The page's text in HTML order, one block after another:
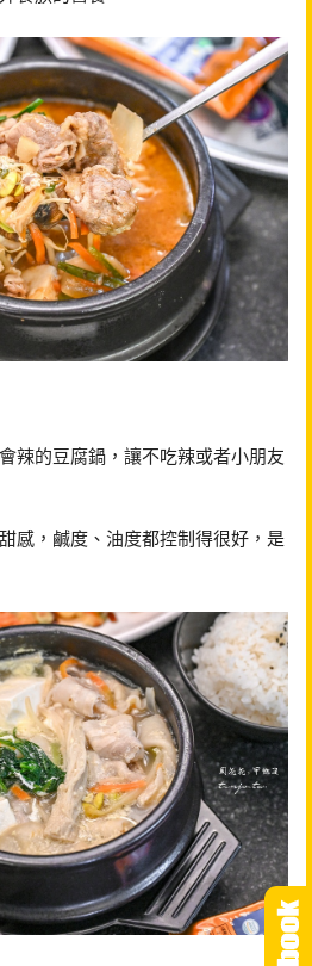
辣的豆腐鍋，讓不吃辣或者小朋友
感，鹹度、油度都控制得很好，是